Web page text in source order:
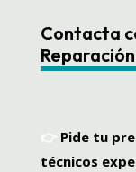
Contacta
👉 Pide tu
técnicos